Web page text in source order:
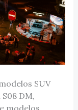
SUV
DM,